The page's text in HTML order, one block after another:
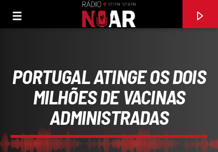
PORTUGAL ATINGE OS DOIS
MILHÕES DE VACINAS
ADMINISTRADAS